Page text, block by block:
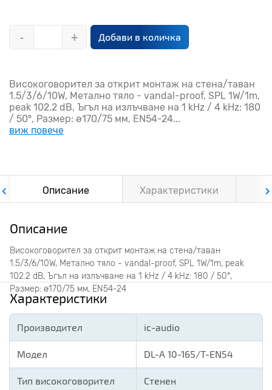
- + Добави в количка
Високоговорител за открит монтаж на стена/таван
1.5/3/6/10W, Метално тяло - vandal-proof, SPL 1W/1m,
peak 102.2 dB, Ъгъл на излъчване на 1 kHz / 4 kHz: 180
/ 50°, Размер: ø170/75 мм, EN54-24...
виж повече
Описание Характеристики
Описание
Високоговорител за открит монтаж на стена/таван
1.5/3/6/10W, Метално тяло - vandal-proof, SPL 1W/1m, peak
102.2 dB, Ъгъл на излъчване на 1 kHz / 4 kHz: 180 / 50°,
Размер: ø170/75 мм, EN54-24
Характеристики
Производител ic-audio
Модел DL-A 10-165/T-EN54
Тип високоговорител Стенен